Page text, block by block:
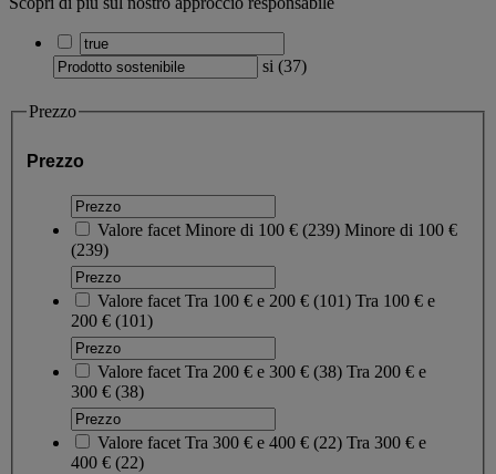
si (37)
Prezzo
Prezzo
Valore facet Minore di 100 € (239) Minore di 100 €
(239)
Valore facet Tra 100 € e 200 € (101) Tra 100 € e
200 € (101)
Valore facet Tra 200 € e 300 € (38) Tra 200 € e
300 € (38)
Valore facet Tra 300 € e 400 € (22) Tra 300 € e
400 € (22)